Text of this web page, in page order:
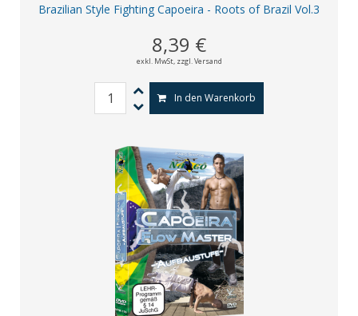
Brazilian Style Fighting Capoeira - Roots of Brazil Vol.3
8,39 €
exkl. MwSt, zzgl. Versand
In den Warenkorb